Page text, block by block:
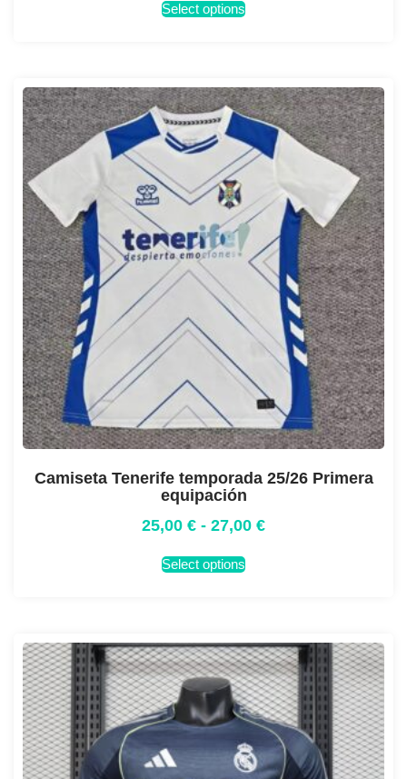
Select options
Camiseta Tenerife temporada 25/26 Primera
equipación
25,00 € - 27,00 €
Select options